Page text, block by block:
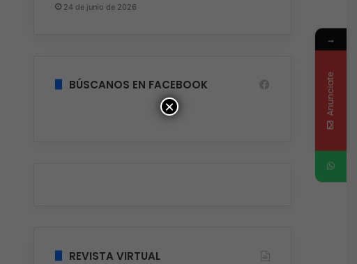
24 de junio de 2026
BÚSCANOS EN FACEBOOK
REVISTA VIRTUAL
×
→
Anunciate